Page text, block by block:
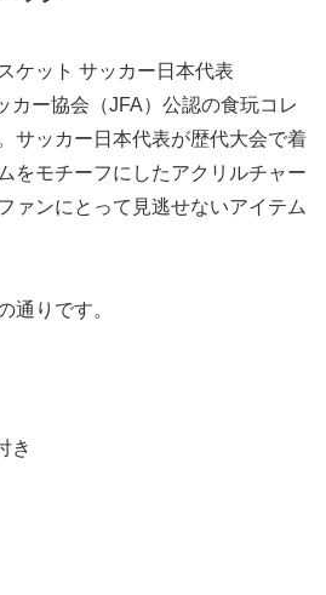
ケット サッカー日本代表
カー協会（JFA）公認の食玩コレ
サッカー日本代表が歴代大会で着
をモチーフにしたアクリルチャー
ァンにとって見逃せないアイテム
通りです。
き